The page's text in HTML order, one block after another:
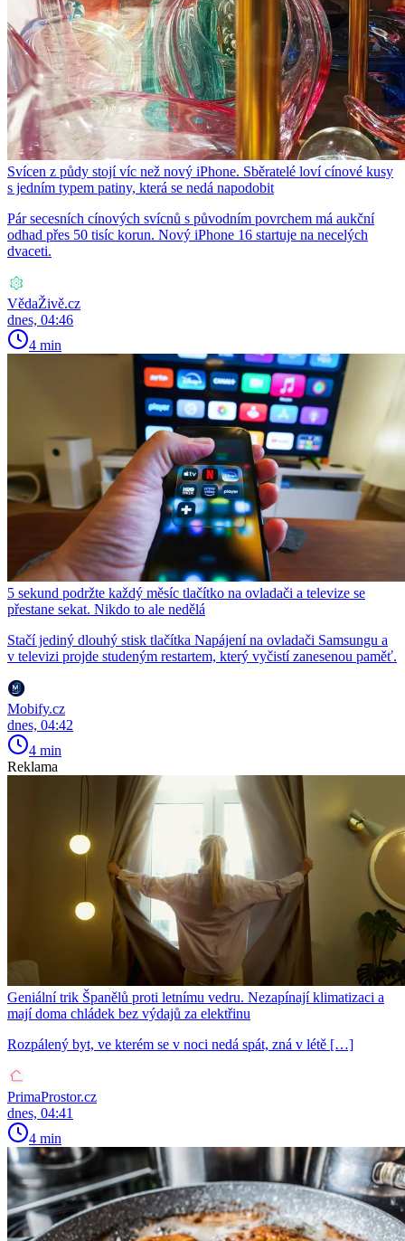
Svícen z půdy stojí víc než nový iPhone. Sběratelé loví cínové kusy
s jedním typem patiny, která se nedá napodobit
Pár secesních cínových svícnů s původním povrchem má aukční
odhad přes 50 tisíc korun. Nový iPhone 16 startuje na necelých
dvaceti.
VědaŽivě.cz
dnes, 04:46
4 min
5 sekund podržte každý měsíc tlačítko na ovladači a televize se
přestane sekat. Nikdo to ale nedělá
Stačí jediný dlouhý stisk tlačítka Napájení na ovladači Samsungu a
v televizi projde studeným restartem, který vyčistí zanesenou paměť.
Mobify.cz
dnes, 04:42
4 min
Reklama
Geniální trik Španělů proti letnímu vedru. Nezapínají klimatizaci a
mají doma chládek bez výdajů za elektřinu
Rozpálený byt, ve kterém se v noci nedá spát, zná v létě […]
PrimaProstor.cz
dnes, 04:41
4 min